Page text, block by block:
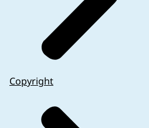
Copyright